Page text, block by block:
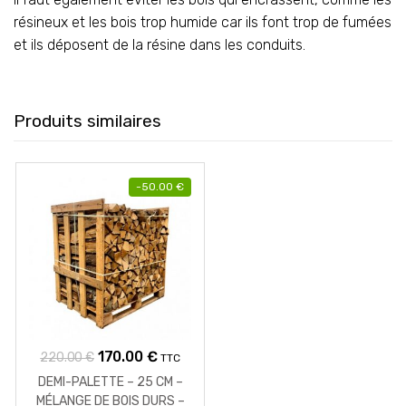
résineux et les bois trop humide car ils font trop de fumées
et ils déposent de la résine dans les conduits.
Produits similaires
-50.00 €
220.00€ Le
prix
initial
170.00 €Le
prix
actuel
TTC
DEMI-PALETTE – 25 CM –
MÉLANGE DE BOIS DURS –